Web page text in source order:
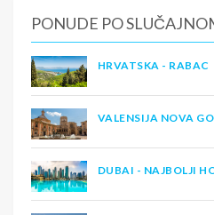
PONUDE PO
HRVATSKA - RABAC
VALENSIJA NOVA
DUBAI - NAJBOLJI